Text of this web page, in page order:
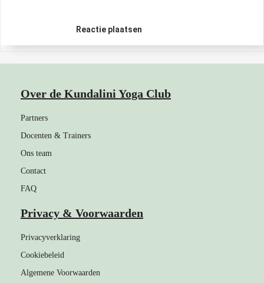
Reactie plaatsen
Over de Kundalini Yoga Club
Partners
Docenten & Trainers
Ons team
Contact
FAQ
Privacy & Voorwaarden
Privacyverklaring
Cookiebeleid
Algemene Voorwaarden